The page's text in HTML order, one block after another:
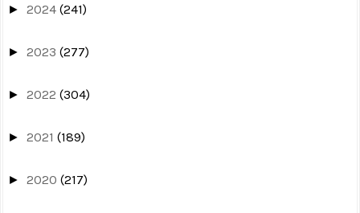
► 2024 (241)
► 2023 (277)
► 2022 (304)
► 2021 (189)
► 2020 (217)